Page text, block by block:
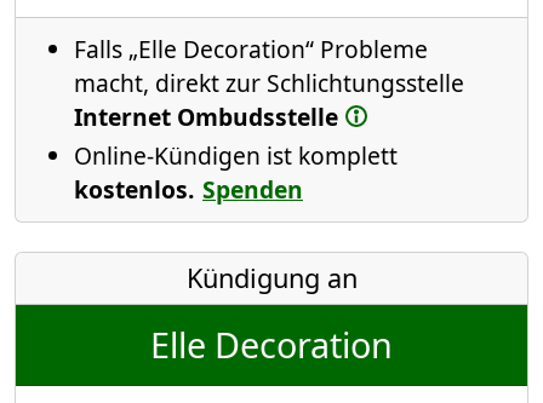
Falls „Elle Decoration“ Probleme
macht, direkt zur Schlichtungsstelle
Internet Ombudsstelle
Online-Kündigen ist komplett
kostenlos. Spenden
Kündigung an
Elle Decoration